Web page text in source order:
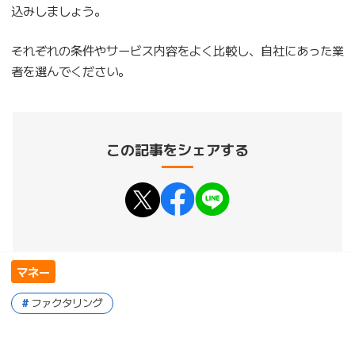
込みしましょう。
それぞれの条件やサービス内容をよく比較し、自社にあった業
者を選んでください。
この記事をシェアする
マネー
ファクタリング